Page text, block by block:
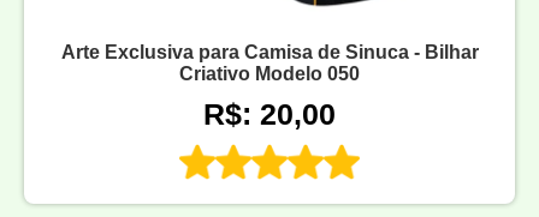
Arte Exclusiva para Camisa de Sinuca - Bilhar
Criativo Modelo 050
R$: 20,00